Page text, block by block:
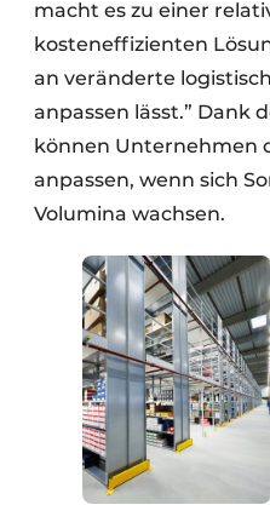
macht es zu einer
kosteneffizienten
an veränderte
anpassen lässt.” Dank
können Unternehmen
anpassen, wenn sich
Volumina wachsen.